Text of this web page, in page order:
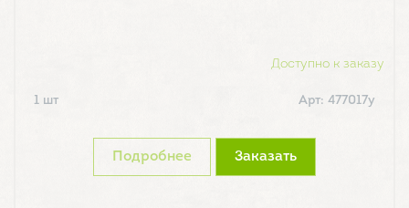
Доступно к заказу
1 шт Арт: 477017у
Подробнее Заказать